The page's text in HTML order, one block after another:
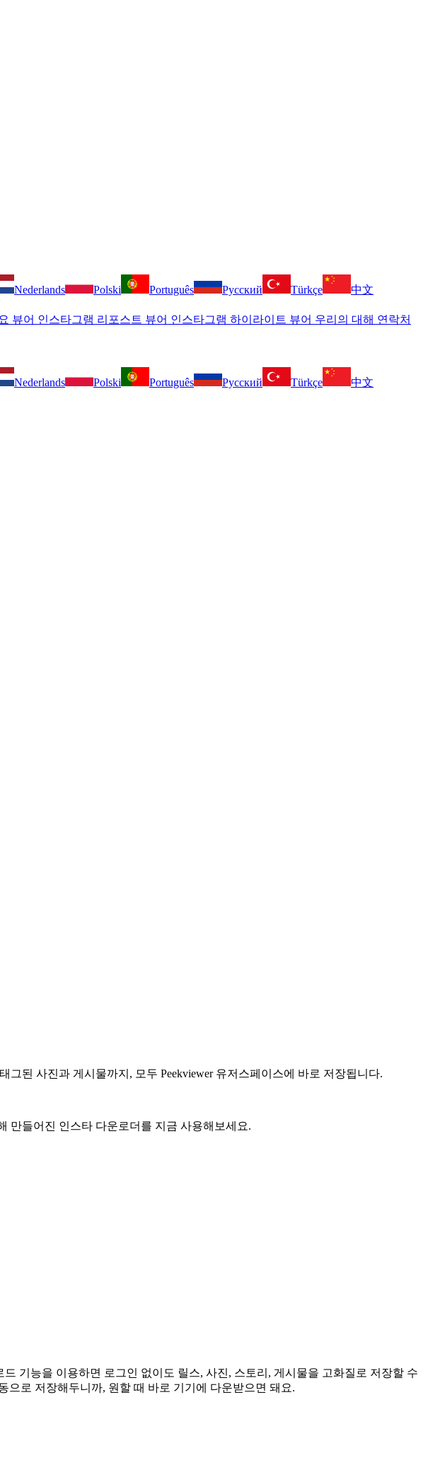
Nederlands Polski Português Русский Türkçe 中文
뷰어 인스타그램 리포스트 뷰어 인스타그램 하이라이트 뷰어 우리의 대해 연락처
Nederlands Polski Português Русский Türkçe 中文
된 사진과 게시물까지, 모두 Peekviewer 유저스페이스에 바로 저장됩니다.
만들어진 인스타 다운로더를 지금 사용해보세요.
기능을 이용하면 로그인 없이도 릴스, 사진, 스토리, 게시물을 고화질로 저장할 수
으로 저장해두니까, 원할 때 바로 기기에 다운받으면 돼요.